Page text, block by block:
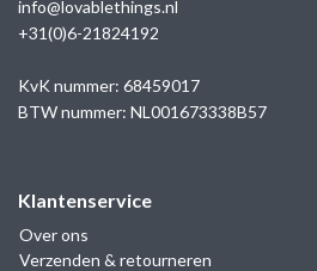
info@lovablethings.nl
+31(0)6-21824192
KvK nummer: 68459017
BTW nummer: NL001673338B57
Klantenservice
Over ons
Verzenden & retourneren